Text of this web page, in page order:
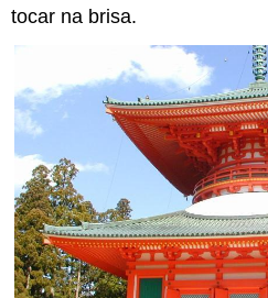
tocar na brisa.